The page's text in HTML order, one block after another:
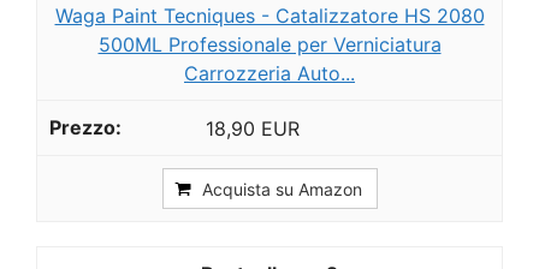
Waga Paint Tecniques - Catalizzatore HS 2080
500ML Professionale per Verniciatura
Carrozzeria Auto...
18,90 EUR
Acquista su Amazon